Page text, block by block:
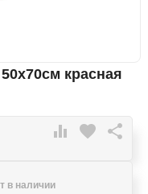
красная
 favorite 
в наличии